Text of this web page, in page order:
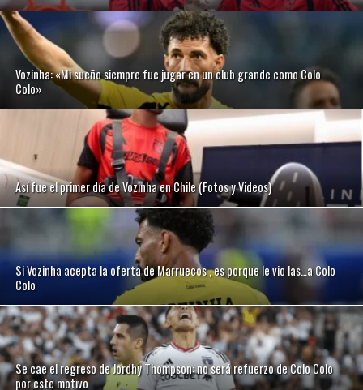
Vozinha: «Mi sueño siempre fue jugar en un club grande como Colo
Colo»
Así fue el primer día de Vozinha en Chile (Fotos y Videos)
Si Vozinha acepta la oferta de Marruecos , es porque le vio las…a Colo
Colo
Se cae el regreso de Jordhy Thompson: no será refuerzo de Colo Colo
por este motivo